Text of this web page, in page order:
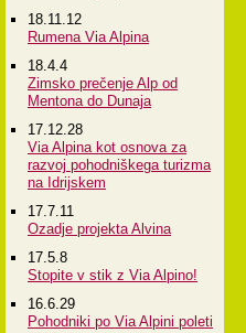
18.11.12
Rumena Via Alpina
18.4.4
Zimsko prečenje Alp od
Mentona do Dunaja
17.12.28
Via Alpina kot osnova za
razvoj pohodniškega turizma
na Idrijskem
17.7.11
Ozadje projekta Alvina
17.5.8
Stopite v stik z Via Alpino!
16.6.29
Pohodniki po Via Alpini poleti